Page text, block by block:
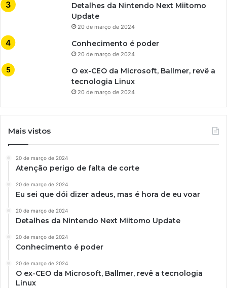
Detalhes da Nintendo Next Miitomo
Update
20 de março de 2024
Conhecimento é poder
20 de março de 2024
O ex-CEO da Microsoft, Ballmer, revê a
tecnologia Linux
20 de março de 2024
Mais vistos
20 de março de 2024
Atenção perigo de falta de corte
20 de março de 2024
Eu sei que dói dizer adeus, mas é hora de eu voar
20 de março de 2024
Detalhes da Nintendo Next Miitomo Update
20 de março de 2024
Conhecimento é poder
20 de março de 2024
O ex-CEO da Microsoft, Ballmer, revê a tecnologia
Linux